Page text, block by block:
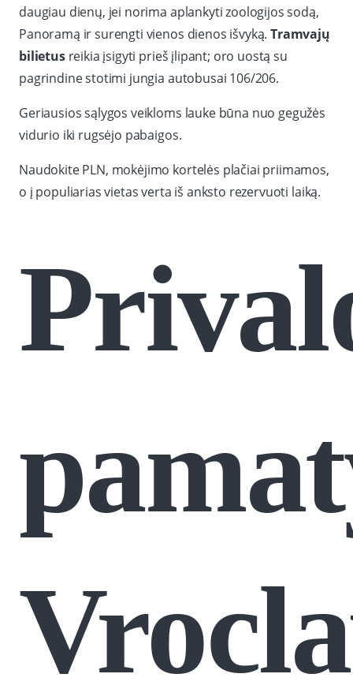
daugiau dienų, jei norima aplankyti zoologijos sodą,
Panoramą ir surengti vienos dienos išvyką.Tramvajų
bilietusreikia įsigyti prieš įlipant; oro uostą su
pagrindine stotimi jungia autobusai 106/206.
Geriausios sąlygos veikloms lauke būna nuo gegužės
vidurio iki rugsėjo pabaigos.
Naudokite PLN, mokėjimo kortelės plačiai priimamos,
o į populiarias vietas verta iš anksto rezervuoti laiką.